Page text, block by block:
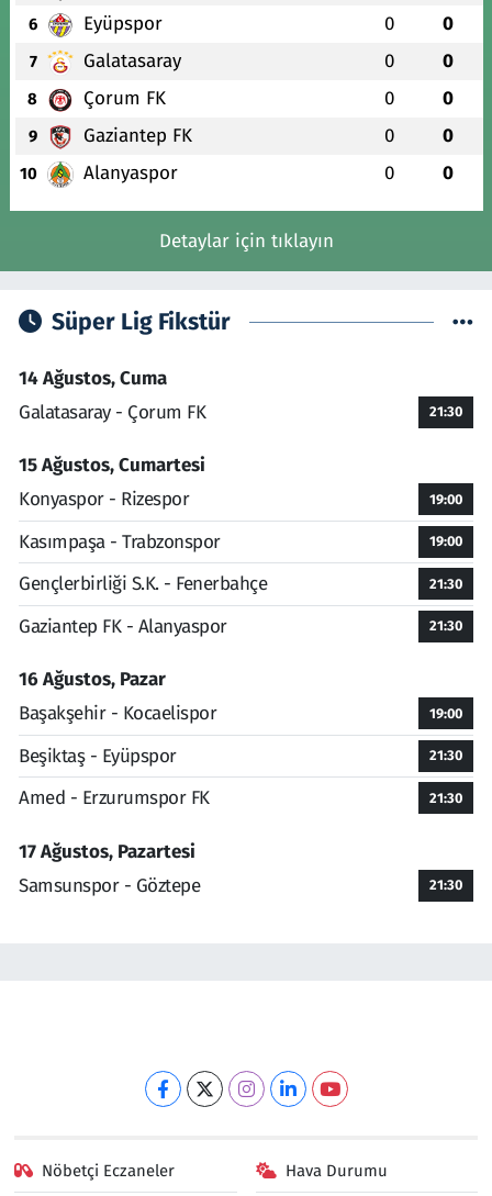
6 Eyüpspor 0 0
7 Galatasaray 0 0
8 Çorum FK 0 0
9 Gaziantep FK 0 0
10 Alanyaspor 0 0
Detaylar için tıklayın
Süper Lig Fikstür
14 Ağustos, Cuma
Galatasaray - Çorum FK
21:30
15 Ağustos, Cumartesi
Konyaspor - Rizespor
19:00
Kasımpaşa - Trabzonspor 19:00
Gençlerbirliği S.K. - Fenerbahçe 21:30
Gaziantep FK - Alanyaspor 21:30
16 Ağustos, Pazar
Başakşehir - Kocaelispor
19:00
Beşiktaş - Eyüpspor 21:30
Amed - Erzurumspor FK 21:30
17 Ağustos, Pazartesi
Samsunspor - Göztepe
21:30
Nöbetçi Eczaneler Hava Durumu